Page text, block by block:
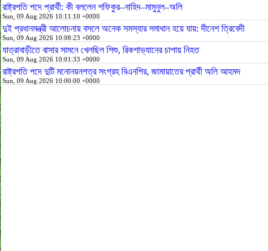
রাষ্ট্রপতি পদে প্রার্থী: কী বললেন শফিকুর–নাহিদ–মামুনুল–অলি
Sun, 09 Aug 2026 10:11:10 +0000
দুই প্রধানমন্ত্রী আলোচনায় বসলে অনেক সমস্যার সমাধান হয়ে যায়: দীনেশ ত্রিবেদী
Sun, 09 Aug 2026 10:08:23 +0000
যাত্রাবাড়ীতে বাসার সামনে খেলছিল শিশু, রিকশাভ্যানের চাপায় নিহত
Sun, 09 Aug 2026 10:01:33 +0000
রাষ্ট্রপতি পদে দুটি মনোনয়নপত্র সংগ্রহ বিএনপির, জামায়াতের প্রার্থী অলি আহমদ
Sun, 09 Aug 2026 10:00:00 +0000